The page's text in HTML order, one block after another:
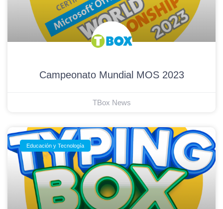
Campeonato Mundial MOS 2023
TBox News
Educación y Tecnología